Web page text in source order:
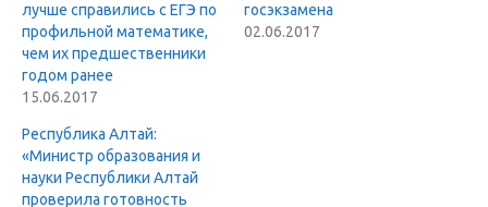
лучше справились с ЕГЭ по
профильной математике,
чем их предшественники
годом ранее
15.06.2017
госэкзамена
02.06.2017
Республика Алтай:
«Министр образования и
науки Республики Алтай
проверила готовность